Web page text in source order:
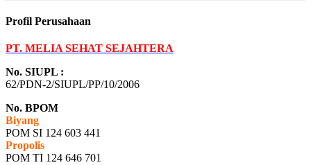
Profil Perusahaan
PT. MELIA SEHAT SEJAHTERA
No. SIUPL :
62/PDN-2/SIUPL/PP/10/2006
No. BPOM
Biyang
POM SI 124 603 441
Propolis
POM TI 124 646 701